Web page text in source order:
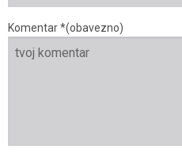
Komentar *(obavezno)